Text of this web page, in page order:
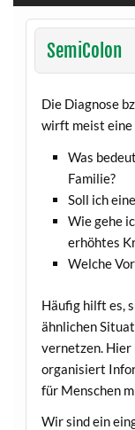
SemiColon
Die Diagnose
wirft meist eine
Was
Familie?
Soll ich
Wie gehe
erhöhtes
Welche
Häufig hilft es,
ähnlichen
vernetzen.
organisiert
für Menschen
Wir sind ein